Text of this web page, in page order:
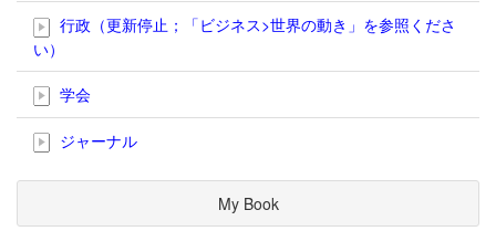
行政（更新停止；「ビジネス>世界の動き」を参照くださ
い）
学会
ジャーナル
My Book